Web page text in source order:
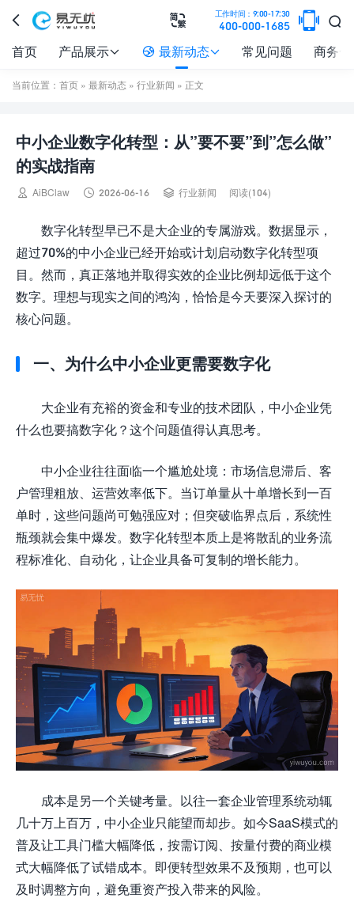
 
工作时间：9:00-17:30
400-000-1685 

首页 产品展示  最新动态 常见问题 商务
当前位置： 首页 » 最新动态 » 行业新闻 » 正文
中小企业数字化转型：从”要不要”到”怎么做”
的实战指南
 AiBClaw  2026-06-16  行业新闻 阅读(104)
数字化转型早已不是大企业的专属游戏。数据显示，
超过70%的中小企业已经开始或计划启动数字化转型项
目。然而，真正落地并取得实效的企业比例却远低于这个
数字。理想与现实之间的鸿沟，恰恰是今天要深入探讨的
核心问题。
一、为什么中小企业更需要数字化
大企业有充裕的资金和专业的技术团队，中小企业凭
什么也要搞数字化？这个问题值得认真思考。
中小企业往往面临一个尴尬处境：市场信息滞后、客
户管理粗放、运营效率低下。当订单量从十单增长到一百
单时，这些问题尚可勉强应对；但突破临界点后，系统性
瓶颈就会集中爆发。数字化转型本质上是将散乱的业务流
程标准化、自动化，让企业具备可复制的增长能力。
成本是另一个关键考量。以往一套企业管理系统动辄
几十万上百万，中小企业只能望而却步。如今SaaS模式的
普及让工具门槛大幅降低，按需订阅、按量付费的商业模
式大幅降低了试错成本。即便转型效果不及预期，也可以
及时调整方向，避免重资产投入带来的风险。